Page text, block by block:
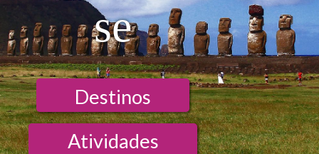
se
Destinos
Atividades